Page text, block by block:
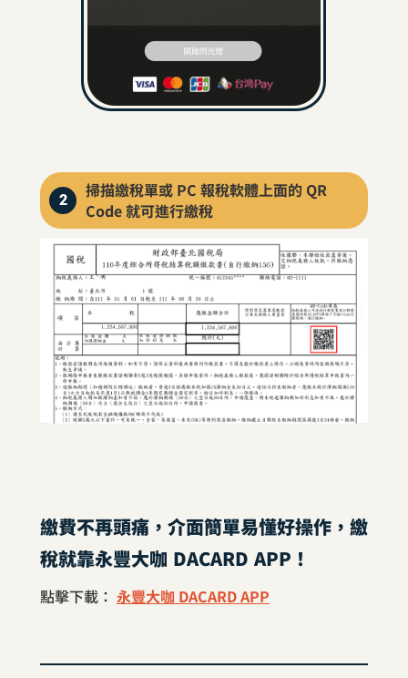
2
掃描繳稅單或 PC 報稅軟體上面的 QR
Code 就可進行繳稅
繳費不再頭痛，介面簡單易懂好操作，繳
稅就靠永豐大咖 DACARD APP！
點擊下載： 永豐大咖 DACARD APP